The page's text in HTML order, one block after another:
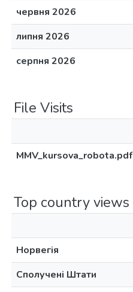
червня 2026
липня 2026
серпня 2026
File Visits
MMV_kursova_robota.pdf
Top country views
Норвегія
Сполучені Штати